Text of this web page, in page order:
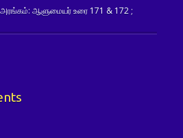
ஆளுமையர் உரை 171 & 172 ;